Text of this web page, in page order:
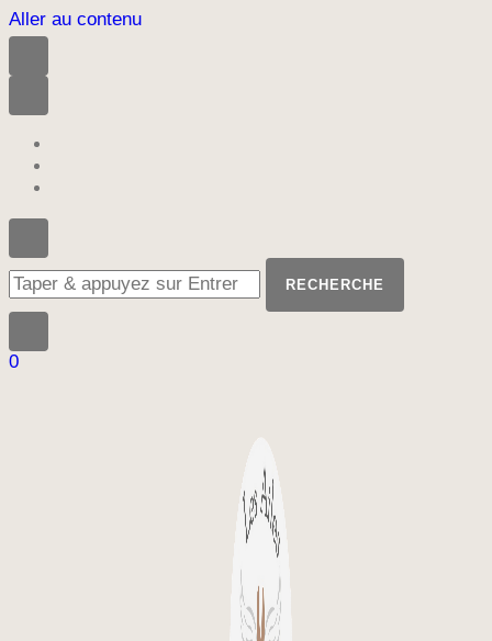
Aller au contenu
Vous
recherchiez
quelque
?
0